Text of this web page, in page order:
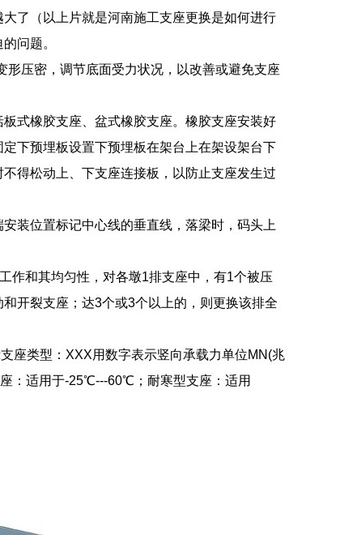
了（以上片就是河南施工支座更换是如何进行
问题。
压密，调节底面受力状况，以改善或避免支座
式橡胶支座、盆式橡胶支座。橡胶支座安装好
下预埋板设置下预埋板在架台上在架设架台下
得松动上、下支座连接板，以防止支座发生过
装位置标记中心线的垂直线，落梁时，码头上
作和其均匀性，对各墩1排支座中，有1个被压
开裂支座；达3个或3个以上的，则更换该排全
座类型：XXX用数字表示竖向承载力单位MN(兆
：适用于-25℃---60℃；耐寒型支座：适用